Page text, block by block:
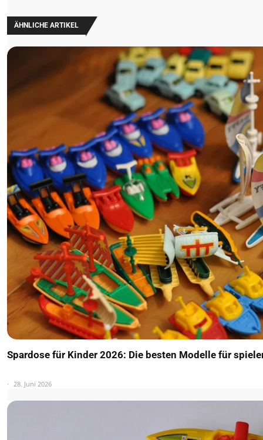
ÄHNLICHE ARTIKEL
Spardose für Kinder 2026: Die besten Modelle für
28. Juni 2026